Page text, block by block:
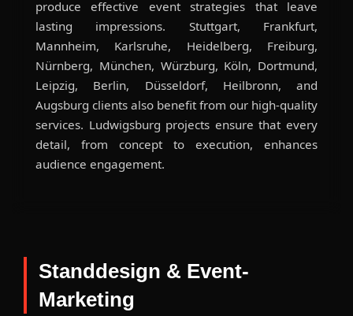
produce effective event strategies that leave
lasting impressions. Stuttgart, Frankfurt,
Mannheim, Karlsruhe, Heidelberg, Freiburg,
Nürnberg, München, Würzburg, Köln, Dortmund,
Leipzig, Berlin, Düsseldorf, Heilbronn, and
Augsburg clients also benefit from our high-quality
services. Ludwigsburg projects ensure that every
detail, from concept to execution, enhances
audience engagement.
Standdesign & Event-
Marketing